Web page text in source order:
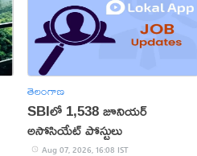
తెలంగాణ
SBIలో 1,538 జూనియర్
అసోసియేట్ పోస్టులు
Aug 07, 2026, 16:08 IST